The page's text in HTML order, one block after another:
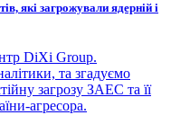
які загрожували ядерній і
DiXi Group.
та згадуємо
загрозу ЗАЕС та її
агресора.